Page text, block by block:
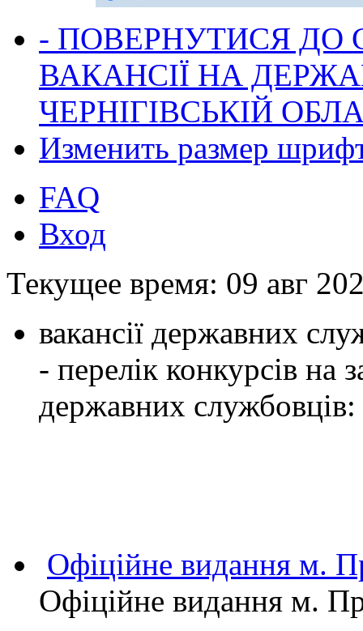
- ПОВЕРНУТИСЯ ДО
ВАКАНСІЇ НА
ЧЕРНІГІВСЬКІЙ
Изменить размер
FAQ
Вход
Текущее время: 09 авг
вакансії державних
- перелік конкурсів на
державних службовців:
Офіційне видання
Офіційне видання м.